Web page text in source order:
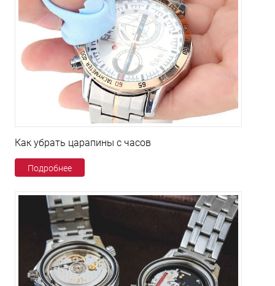
Как убрать царапины с часов
Подробнее